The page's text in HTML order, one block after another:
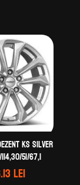
KS silver
51/67,1
lei